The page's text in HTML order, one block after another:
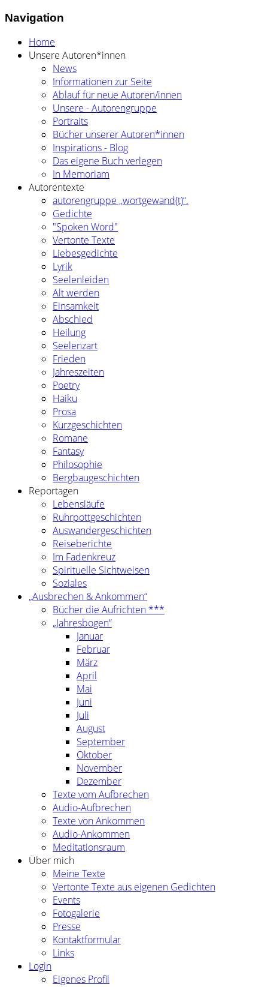
Navigation
Home
Unsere Autoren*innen
News
Informationen zur Seite
Ablauf für neue Autoren/innen
Unsere - Autorengruppe
Portraits
Bücher unserer Autoren*innen
Inspirations - Blog
Das eigene Buch verlegen
In Memoriam
Autorentexte
autorengruppe „wortgewand(t)“.
Gedichte
"Spoken Word"
Vertonte Texte
Liebesgedichte
Lyrik
Seelenleiden
Alt werden
Einsamkeit
Abschied
Heilung
Seelenzart
Frieden
Jahreszeiten
Poetry
Haiku
Prosa
Kurzgeschichten
Romane
Fantasy
Philosophie
Bergbaugeschichten
Reportagen
Lebensläufe
Ruhrpottgeschichten
Auswandergeschichten
Reiseberichte
Im Fadenkreuz
Spirituelle Sichtweisen
Soziales
„Ausbrechen & Ankommen“
Bücher die Aufrichten ***
„Jahresbogen“
Januar
Februar
März
April
Mai
Juni
Juli
August
September
Oktober
November
Dezember
Texte vom Aufbrechen
Audio-Aufbrechen
Texte von Ankommen
Audio-Ankommen
Meditationsraum
Über mich
Meine Texte
Vertonte Texte aus eigenen Gedichten
Events
Fotogalerie
Presse
Kontaktformular
Links
Login
Eigenes Profil